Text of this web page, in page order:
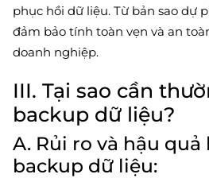
phục hồi dữ liệu. Từ bản sao dự
đảm bảo tính toàn vẹn và an
doanh nghiệp.
III. Tại sao cần
backup dữ liệu?
A. Rủi ro và hậu
backup dữ liệu: